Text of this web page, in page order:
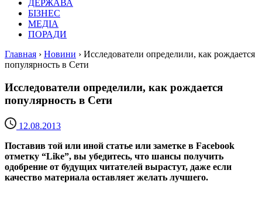
ДЕРЖАВА
БІЗНЕС
МЕДІА
ПОРАДИ
Главная › Новини › Исследователи определили, как рождается
популярность в Сети
Исследователи определили, как рождается
популярность в Сети
12.08.2013
Поставив той или иной статье или заметке в Facebook
отметку “Like”, вы убедитесь, что шансы получить
одобрение от будущих читателей вырастут, даже если
качество материала оставляет желать лучшего.